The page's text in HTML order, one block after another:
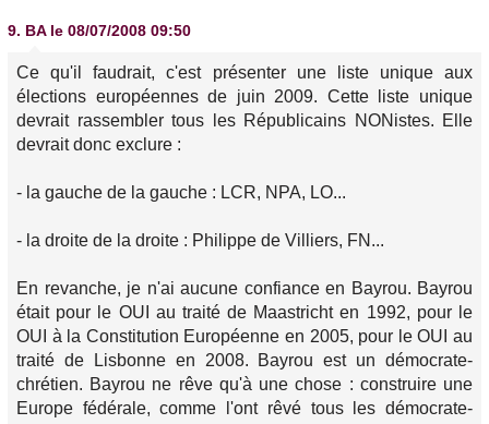
9. BA le 08/07/2008 09:50
Ce qu'il faudrait, c'est présenter une liste unique aux
élections européennes de juin 2009. Cette liste unique
devrait rassembler tous les Républicains NONistes. Elle
devrait donc exclure :
- la gauche de la gauche : LCR, NPA, LO...
- la droite de la droite : Philippe de Villiers, FN...
En revanche, je n'ai aucune confiance en Bayrou. Bayrou
était pour le OUI au traité de Maastricht en 1992, pour le
OUI à la Constitution Européenne en 2005, pour le OUI au
traité de Lisbonne en 2008. Bayrou est un démocrate-
chrétien. Bayrou ne rêve qu'à une chose : construire une
Europe fédérale, comme l'ont rêvé tous les démocrate-